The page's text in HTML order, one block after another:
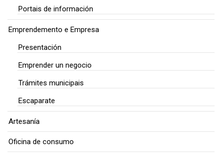
Portais de información
Emprendemento e Empresa
Presentación
Emprender un negocio
Trámites municipais
Escaparate
Artesanía
Oficina de consumo